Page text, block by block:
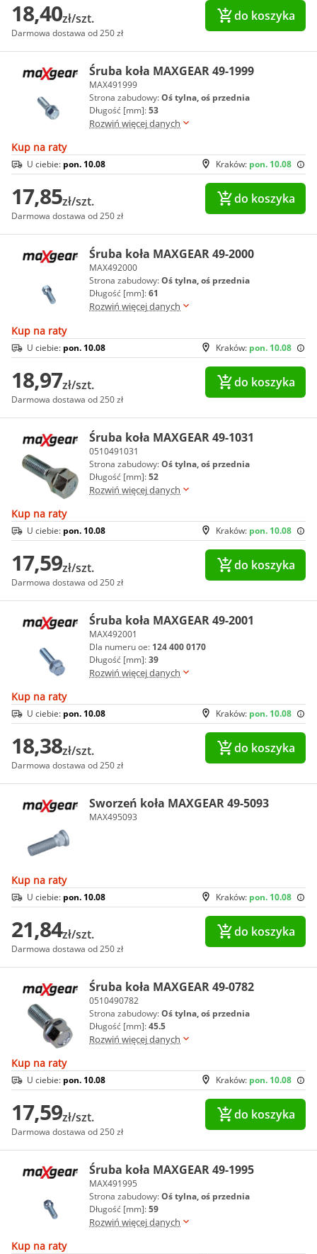
18,40zł/szt.
Darmowa dostawa od 250 zł
do koszyka
Śruba koła MAXGEAR 49-1999
MAX491999
Strona zabudowy:Oś tylna, oś przednia
Długość [mm]:53
Rozwiń więcej danych
Kup na raty
Kraków: pon. 10.08
U ciebie: pon. 10.08
17,85zł/szt.
Darmowa dostawa od 250 zł
do koszyka
Śruba koła MAXGEAR 49-2000
MAX492000
Strona zabudowy:Oś tylna, oś przednia
Długość [mm]:61
Rozwiń więcej danych
Kup na raty
Kraków: pon. 10.08
U ciebie: pon. 10.08
18,97zł/szt.
Darmowa dostawa od 250 zł
do koszyka
Śruba koła MAXGEAR 49-1031
0510491031
Strona zabudowy:Oś tylna, oś przednia
Długość [mm]:52
Rozwiń więcej danych
Kup na raty
Kraków: pon. 10.08
U ciebie: pon. 10.08
17,59zł/szt.
Darmowa dostawa od 250 zł
do koszyka
Śruba koła MAXGEAR 49-2001
MAX492001
Dla numeru oe: 124 400 0170
Długość [mm]:39
Rozwiń więcej danych
Kup na raty
Kraków: pon. 10.08
U ciebie: pon. 10.08
18,38zł/szt.
Darmowa dostawa od 250 zł
do koszyka
Sworzeń koła MAXGEAR 49-5093
MAX495093
Kup na raty
Kraków: pon. 10.08
U ciebie: pon. 10.08
21,84zł/szt.
Darmowa dostawa od 250 zł
do koszyka
Śruba koła MAXGEAR 49-0782
0510490782
Strona zabudowy:Oś tylna, oś przednia
Długość [mm]:45.5
Rozwiń więcej danych
Kup na raty
Kraków: pon. 10.08
U ciebie: pon. 10.08
17,59zł/szt.
Darmowa dostawa od 250 zł
do koszyka
Śruba koła MAXGEAR 49-1995
MAX491995
Strona zabudowy:Oś tylna, oś przednia
Długość [mm]:59
Rozwiń więcej danych
Kup na raty